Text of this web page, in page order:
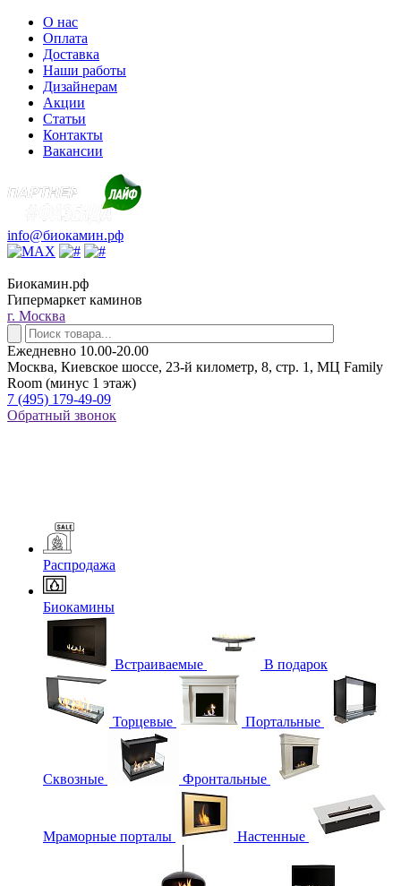
О нас
Оплата
Доставка
Наши работы
Дизайнерам
Акции
Статьи
Контакты
Вакансии
info@биокамин.рф
Биокамин.рф
Гипермаркет каминов
г. Москва
Ежедневно 10.00-20.00
Москва, Киевское шоссе, 23-й километр, 8, стр. 1, МЦ Family
Room (минус 1 этаж)
7 (495) 179-49-09
Обратный звонок
Распродажа
Биокамины
Встраиваемые В подарок
Торцевые Портальные
Сквозные Фронтальные
Мраморные порталы Настенные